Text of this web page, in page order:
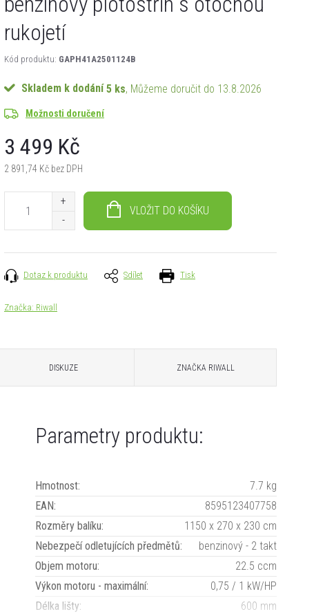
rukojetí
Kód produktu: GAPH41A2501124B
Skladem k dodání 5 ks 13.8.2026
Možnosti doručení
3 499 Kč
2 891,74 Kč bez DPH
VLOŽIT DO KOŠÍKU
Tisk
Dotaz k produktu Sdílet
Značka: Riwall
DISKUZE ZNAČKA RIWALL
Parametry produktu:
Hmotnost:
7.7 kg
EAN:
8595123407758
Rozměry balíku:
1150 x 270 x 230 cm
Nebezpečí odletujících předmětů:
benzinový - 2 takt
Objem motoru:
22.5 ccm
Výkon motoru - maximální:
0,75 / 1 kW/HP
Délka lišty:
600 mm